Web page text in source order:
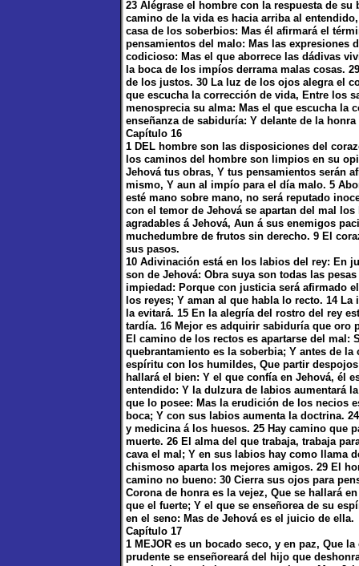
23 Alégrase el hombre con la respuesta de su
camino de la vida es hacia arriba al
casa de los soberbios: Mas él afirmará el
pensamientos del malo: Mas las
codicioso: Mas el que aborrece las dádivas
la boca de los impíos derrama malas cosas.
de los justos. 30 La luz de los ojos alegra el
que escucha la corrección de vida, Entre los
menosprecia su alma: Mas el que escucha la
enseñanza de sabiduría: Y delante de la
Capítulo 16
1 DEL hombre son las disposiciones del
los caminos del hombre son limpios en su
Jehová tus obras, Y tus pensamientos serán
mismo, Y aun al impío para el día malo. 5
esté mano sobre mano, no será reputado
con el temor de Jehová se apartan del mal
agradables á Jehová, Aun á sus enemigos
muchedumbre de frutos sin derecho. 9 El
sus pasos.
10 Adivinación está en los labios del rey: En
son de Jehová: Obra suya son todas las
impiedad: Porque con justicia será afirmado
los reyes; Y aman al que habla lo recto. 14
la evitará. 15 En la alegría del rostro del rey
tardía. 16 Mejor es adquirir sabiduría que oro
El camino de los rectos es apartarse del mal:
quebrantamiento es la soberbia; Y antes de
espíritu con los humildes, Que partir
hallará el bien: Y el que confía en Jehová, él
entendido: Y la dulzura de labios aumentará
que lo posee: Mas la erudición de los necios
boca; Y con sus labios aumenta la doctrina.
y medicina á los huesos. 25 Hay camino que
muerte. 26 El alma del que trabaja, trabaja
cava el mal; Y en sus labios hay como llama
chismoso aparta los mejores amigos. 29 El
camino no bueno: 30 Cierra sus ojos para
Corona de honra es la vejez, Que se hallará
que el fuerte; Y el que se enseñorea de su
en el seno: Mas de Jehová es el juicio de ella.
Capítulo 17
1 MEJOR es un bocado seco, y en paz, Que
prudente se enseñoreará del hijo que